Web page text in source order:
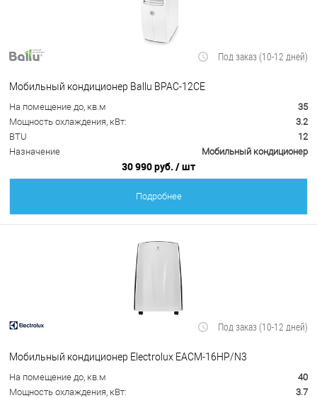
Под заказ (10-12 дней)
Мобильный кондиционер Ballu BPAC-12CE
На помещение до, кв.м
35
Мощность охлаждения, кВт:
3.2
BTU
12
Назначение
Мобильный кондиционер
30 990 руб. / шт
Подробнее
Под заказ (10-12 дней)
Мобильный кондиционер Electrolux EACM-16HP/N3
На помещение до, кв.м
40
Мощность охлаждения, кВт:
3.7